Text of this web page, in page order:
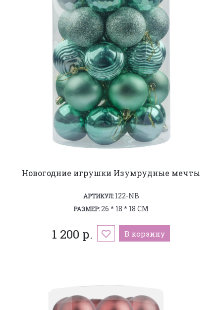
Новогодние игрушки Изумрудные мечты
АРТИКУЛ:122-NB
РАЗМЕР:26 * 18 * 18 СМ
1 200 р. В корзину